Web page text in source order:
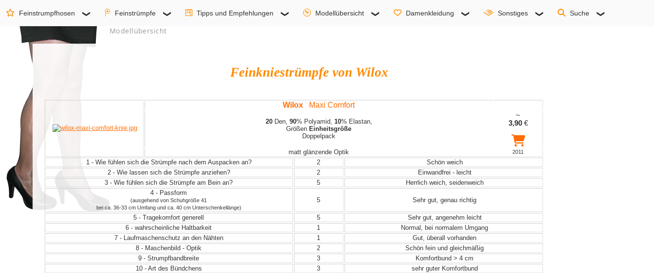
Feinstrumpfhosen Feinstrümpfe Tipps und Empfehlungen Modellübersicht Damenkleidung Sonstiges Suche
Modellübersicht
Feinkniestrümpfe von Wilox
Wilox Maxi Comfort
20Den, 90% Polyamid, 10% Elastan,
Größen Einheitsgröße
Doppelpack
~
3,90€
matt glänzende Optik 2011
1 - Wie fühlen sich die Strümpfe nach dem Auspacken an? 2
Schön weich
2 - Wie lassen sich die Strümpfe anziehen?
2
Einwandfrei - leicht
3 - Wie fühlen sich die Strümpfe am Bein an?
5
Herrlich weich, seidenweich
4 - Passform
(ausgehend von Schuhgröße 41
bei ca. 36-33 cm Umfang und ca. 40 cm Unterschenkellänge)
5 Sehr gut, genau richtig
5 - Tragekomfort generell 5
Sehr gut, angenehm leicht
6 - wahrscheinliche Haltbarkeit
1
Normal, bei normalem Umgang
7 - Laufmaschenschutz an den Nähten
1
Gut, überall vorhanden
8 - Maschenbild - Optik
2
Schön fein und gleichmäßig
9 - Strumpfbandbreite
3
Komfortbund > 4 cm
10 - Art des Bündchens
3
sehr guter Komfortbund